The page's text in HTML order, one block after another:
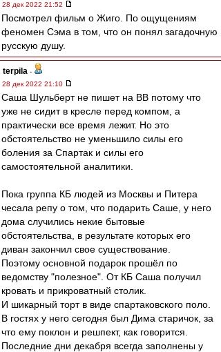
28 дек 2022 21:52
Посмотрел фильм о Жиго. По ощущениям
феномен Сэма в том, что он понял загадочную
русскую душу.
terpila -
28 дек 2022 21:10
Саша Шульберт не пишет на ВВ потому что
уже не сидит в кресле перед компом, а
практически все время лежит. Но это
обстоятельство не уменьшило силы его
боления за Спартак и силы его
самостоятельной аналитики.
Пока группа КБ людей из Москвы и Питера
чесала репу о том, что подарить Саше, у него
дома случились некие бытовые
обстоятельства, в результате которых его
диван закончил свое существование.
Поэтому основной подарок прошёл по
ведомству "полезное". От КБ Саша получил
кровать и прикроватный столик.
И шикарный торт в виде спартаковского поло.
В гостях у него сегодня был Дима старичок, за
что ему поклон и решпект, как говорится.
Последние дни декабря всегда заполнены у